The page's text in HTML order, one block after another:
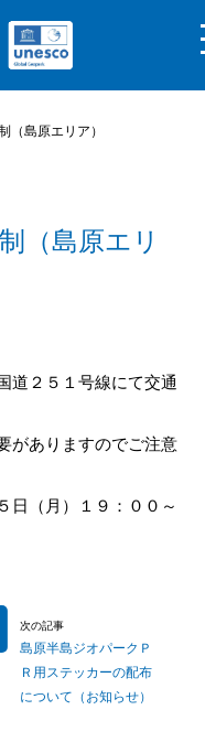
（島原エリア）
（島原エリ
道２５１号線にて交通
がありますのでご注意
（月）１９：００～
次の記事
島原半島ジオパークＰ
Ｒ用ステッカーの配布
について（お知らせ）